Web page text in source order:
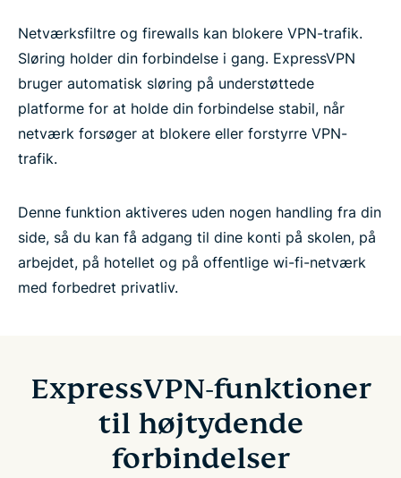
Netværksfiltre og firewalls kan blokere VPN-trafik.
Sløring holder din forbindelse i gang. ExpressVPN
bruger automatisk sløring på understøttede
platforme for at holde din forbindelse stabil, når
netværk forsøger at blokere eller forstyrre VPN-
trafik.
Denne funktion aktiveres uden nogen handling fra din
side, så du kan få adgang til dine konti på skolen, på
arbejdet, på hotellet og på offentlige wi-fi-netværk
med forbedret privatliv.
ExpressVPN-funktioner
til højtydende
forbindelser